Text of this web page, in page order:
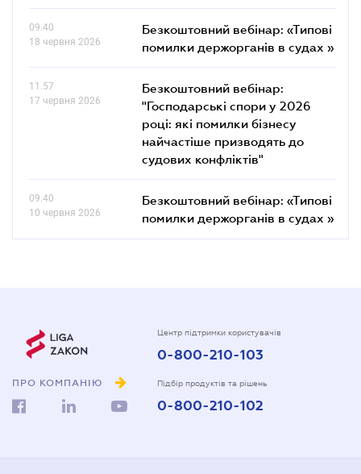
09.40
18 червня 2026
Безкоштовний вебінар: «Типові
помилки держорганів в судах »
11.57
17 червня 2026
Безкоштовний вебінар:
"Господарські спори у 2026
році: які помилки бізнесу
найчастіше призводять до
судових конфліктів"
09.40
10 червня 2026
Безкоштовний вебінар: «Типові
помилки держорганів в судах »
ПРО КОМПАНІЮ
Центр підтримки користувачів
0-800-210-103
Підбір продуктів та рішень
0-800-210-102